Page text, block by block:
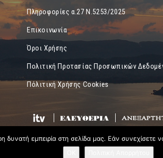
Πληροφορίες α.27 Ν.5253/2025
Επικοινωνία
Όροι Χρήσης
Πολιτική Προτασίας Προσωπικών
Πόλιτική Χρήσης Cookies
εμπειρία στη σελίδα μας. Εάν συνεχίσετε